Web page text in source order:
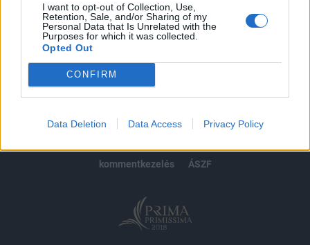
I want to opt-out of Collection, Use,
Retention, Sale, and/or Sharing of my
Personal Data that Is Unrelated with the
Purposes for which it was collected.
Opted Out
CONFIRM
Data Deletion Data Access Privacy Policy
© 2026 Portfolio
impresszum
jogi nyilatkozat
süti beállítások
kommentkezelés
ÁSZF